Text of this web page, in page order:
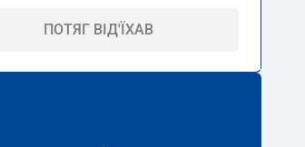
ПОТЯГ ВІД'ЇХАВ